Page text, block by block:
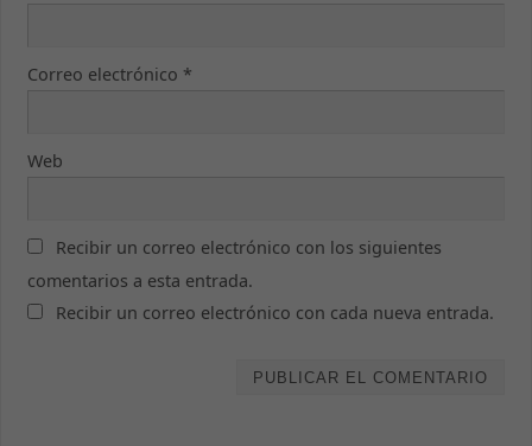
Correo electrónico *
Web
Recibir un correo electrónico con los siguientes
comentarios a esta entrada.
Recibir un correo electrónico con cada nueva entrada.
comportamiento
aumentas la
ofertas